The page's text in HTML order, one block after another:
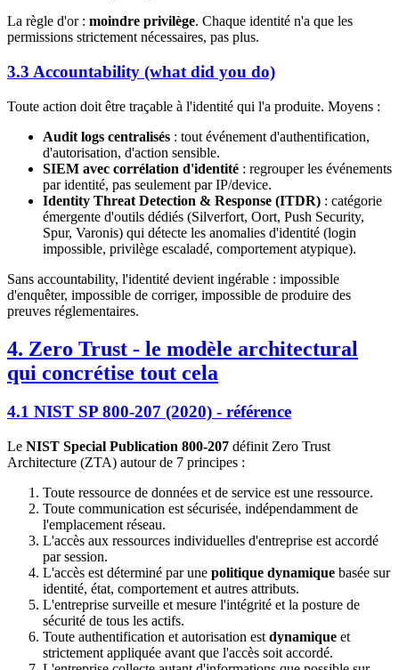
La règle d'or : moindre privilège. Chaque identité n'a que les
permissions strictement nécessaires, pas plus.
3.3 Accountability (what did you do)
Toute action doit être traçable à l'identité qui l'a produite. Moyens :
Audit logs centralisés : tout événement d'authentification,
d'autorisation, d'action sensible.
SIEM avec corrélation d'identité : regrouper les événements
par identité, pas seulement par IP/device.
Identity Threat Detection & Response (ITDR) : catégorie
émergente d'outils dédiés (Silverfort, Oort, Push Security,
Spur, Varonis) qui détecte les anomalies d'identité (login
impossible, privilège escaladé, comportement atypique).
Sans accountability, l'identité devient ingérable : impossible
d'enquêter, impossible de corriger, impossible de produire des
preuves réglementaires.
4. Zero Trust - le modèle architectural
qui concrétise tout cela
4.1 NIST SP 800-207 (2020) - référence
Le NIST Special Publication 800-207 définit Zero Trust
Architecture (ZTA) autour de 7 principes :
Toute ressource de données et de service est une ressource.
Toute communication est sécurisée, indépendamment de
l'emplacement réseau.
L'accès aux ressources individuelles d'entreprise est accordé
par session.
L'accès est déterminé par une politique dynamique basée sur
identité, état, comportement et autres attributs.
L'entreprise surveille et mesure l'intégrité et la posture de
sécurité de tous les actifs.
Toute authentification et autorisation est dynamique et
strictement appliquée avant que l'accès soit accordé.